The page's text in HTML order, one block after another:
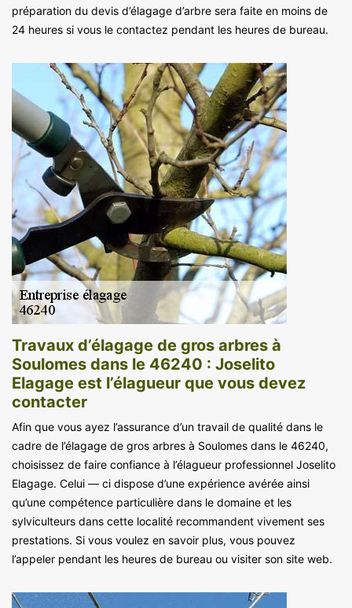
préparation du devis d’élagage d’arbre sera faite en moins de
24 heures si vous le contactez pendant les heures de bureau.
Travaux d’élagage de gros arbres à
Soulomes dans le 46240 : Joselito
Elagage est l’élagueur que vous devez
contacter
Afin que vous ayez l’assurance d’un travail de qualité dans le
cadre de l’élagage de gros arbres à Soulomes dans le 46240,
choisissez de faire confiance à l’élagueur professionnel Joselito
Elagage. Celui — ci dispose d’une expérience avérée ainsi
qu’une compétence particulière dans le domaine et les
sylviculteurs dans cette localité recommandent vivement ses
prestations. Si vous voulez en savoir plus, vous pouvez
l’appeler pendant les heures de bureau ou visiter son site web.